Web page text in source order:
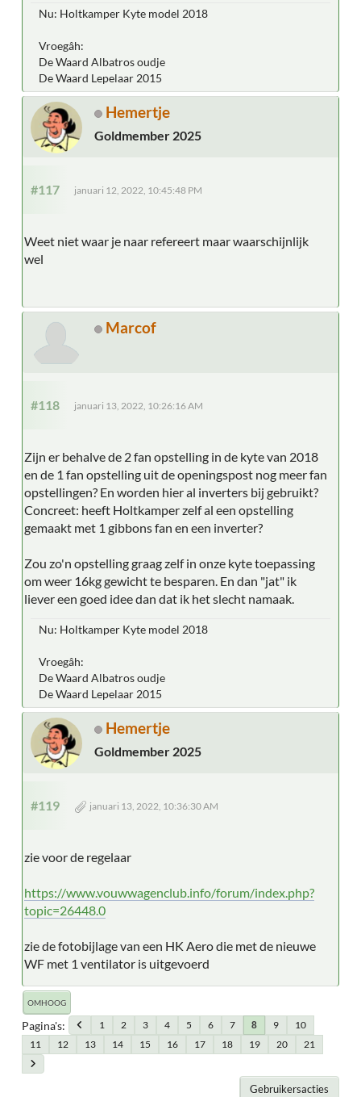
Nu: Holtkamper Kyte model 2018
Vroegâh:
De Waard Albatros oudje
De Waard Lepelaar 2015
Hemertje
Goldmember 2025
#117 januari 12, 2022, 10:45:48 PM
Weet niet waar je naar refereert maar waarschijnlijk
wel
Marcof
#118 januari 13, 2022, 10:26:16 AM
Zijn er behalve de 2 fan opstelling in de kyte van 2018
en de 1 fan opstelling uit de openingspost nog meer fan
opstellingen? En worden hier al inverters bij gebruikt?
Concreet: heeft Holtkamper zelf al een opstelling
gemaakt met 1 gibbons fan en een inverter?
Zou zo'n opstelling graag zelf in onze kyte toepassing
om weer 16kg gewicht te besparen. En dan "jat" ik
liever een goed idee dan dat ik het slecht namaak.
Nu: Holtkamper Kyte model 2018
Vroegâh:
De Waard Albatros oudje
De Waard Lepelaar 2015
Hemertje
Goldmember 2025
#119 januari 13, 2022, 10:36:30 AM
zie voor de regelaar
https://www.vouwwagenclub.info/forum/index.php?
topic=26448.0
zie de fotobijlage van een HK Aero die met de nieuwe
WF met 1 ventilator is uitgevoerd
OMHOOG
Pagina's 1 2 3 4 5 6 7 8 9
10
11
12 13 14 15 16 17 18 19 20 21
Gebruikersacties